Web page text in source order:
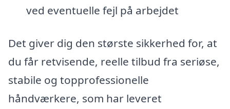
ved eventuelle fejl på arbejdet
Det giver dig den største sikkerhed for, at
du får retvisende, reelle tilbud fra seriøse,
stabile og topprofessionelle
håndværkere, som har leveret